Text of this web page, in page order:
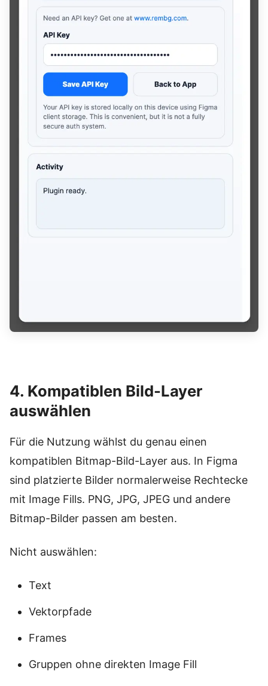
4. Kompatiblen Bild-Layer
auswählen
Für die Nutzung wählst du genau einen
kompatiblen Bitmap-Bild-Layer aus. In Figma
sind platzierte Bilder normalerweise Rechtecke
mit Image Fills. PNG, JPG, JPEG und andere
Bitmap-Bilder passen am besten.
Nicht auswählen:
Text
Vektorpfade
Frames
Gruppen ohne direkten Image Fill